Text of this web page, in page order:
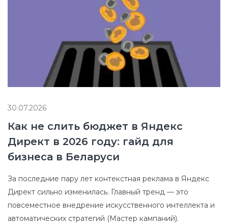
30.07.2026
Как не слить бюджет в Яндекс
Директ в 2026 году: гайд для
бизнеса в Беларуси
За последние пару лет контекстная реклама в Яндекс
Директ сильно изменилась. Главный тренд — это
повсеместное внедрение искусственного интеллекта и
автоматических стратегий (Мастер кампаний).